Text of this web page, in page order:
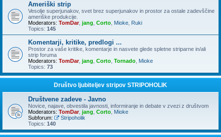
Ameriški strip
Vesolje superjunakov, svet brez superjunakov in prostor za ostale zadevščine
ameriške produkcije.
Moderators: TomDar, jang Corto Mioke Ruki
Topics: 145
Komentarji, kritike, predlogi ...
Prostor za vaše kritike, komentarje in nasvete glede spletne striparne in/ali
strip foruma
Moderators: TomDar, jang Corto Tornado Mioke
Topics: 73
Društvo ljubiteljev stripov STRIPOHOLIK
Društvene zadeve - Javno
Novice, najave, obvestila javnosti, informiranje in debate v zvezi z društvom
Moderators: TomDar, jang Corto Mioke
Subforum:
Stripoholik
Topics: 140